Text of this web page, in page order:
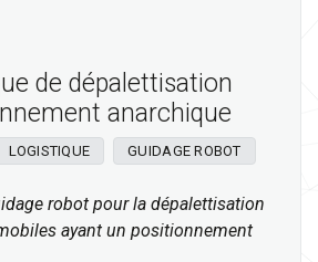
de dépalettisation
anarchique
LOGISTIQUE GUIDAGE ROBOT
robot pour la dépalettisation
ayant un positionnement